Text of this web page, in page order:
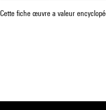
Cette fiche œuvre a valeur